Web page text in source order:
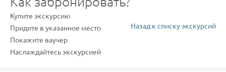
Купите экскурсию
Придите в указанное место
Покажите ваучер
Наслаждайтесь экскурсией
Назад к списку экскурсий